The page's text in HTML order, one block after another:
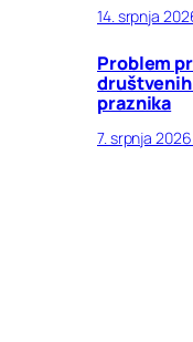
14. srpnja
Problem
praznika
7. srpnja